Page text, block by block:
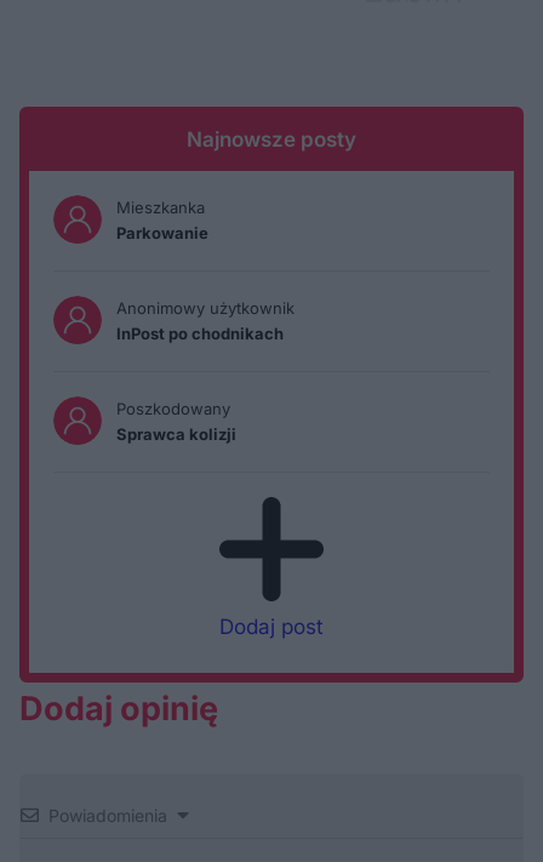
Najnowsze posty
Mieszkanka
Parkowanie
Anonimowy użytkownik
InPost po chodnikach
Poszkodowany
Sprawca kolizji
Dodaj post
Dodaj opinię
Powiadomienia